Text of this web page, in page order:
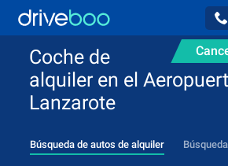
Coche de
alquiler en el
Lanzarote
Búsqueda de autos de alquiler